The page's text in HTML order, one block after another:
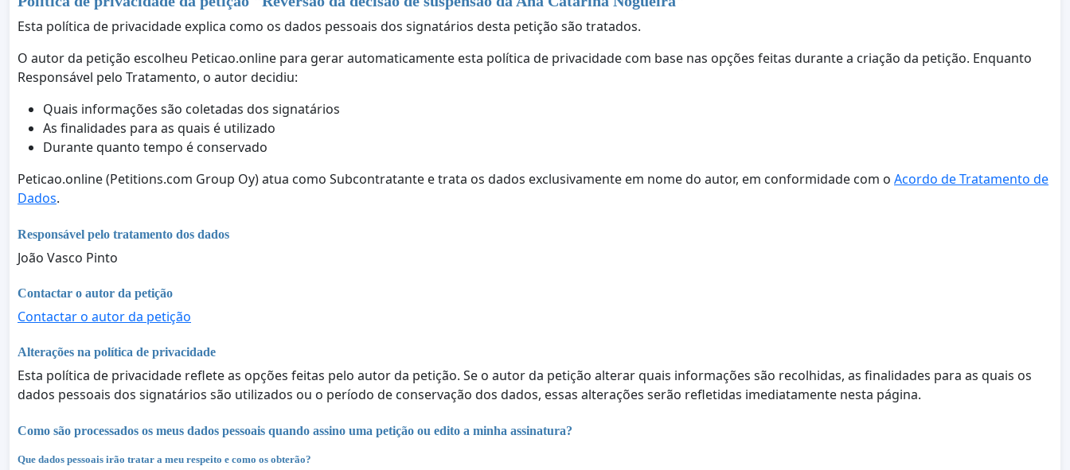
Esta política de privacidade explica como os dados pessoais dos signatários desta petição são tratados.
O autor da petição escolheu Peticao.online para gerar automaticamente esta política de privacidade com base nas opções feitas durante a criação da petição. Enquanto
Responsável pelo Tratamento, o autor decidiu:
Quais informações são coletadas dos signatários
As finalidades para as quais é utilizado
Durante quanto tempo é conservado
Peticao.online (Petitions.com Group Oy) atua como Subcontratante e trata os dados exclusivamente em nome do autor, em conformidade com o Acordo de Tratamento de
Dados.
Responsável pelo tratamento dos dados
João Vasco Pinto
Contactar o autor da petição
Contactar o autor da petição
Alterações na política de privacidade
Esta política de privacidade reflete as opções feitas pelo autor da petição. Se o autor da petição alterar quais informações são recolhidas, as finalidades para as quais os
dados pessoais dos signatários são utilizados ou o período de conservação dos dados, essas alterações serão refletidas imediatamente nesta página.
Como são processados os meus dados pessoais quando assino uma petição ou edito a minha assinatura?
Que dados pessoais irão tratar a meu respeito e como os obterão?